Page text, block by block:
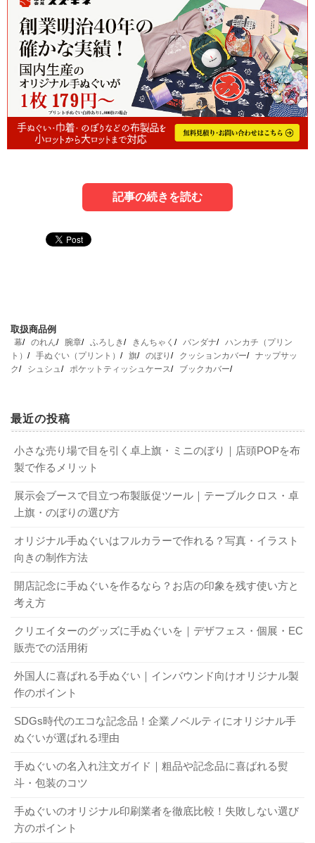
記事の続きを読む
短納期で大量の手ぬぐいを頼むとき、納期や包装の細かい
違いが大きな分かれ道になるものです。展示会やイベント
の日取りは動かせません。現場でよく聞くのは「ちゃんと
定）日
を起点に数えることです。
ちな納期計算の落とし穴
手ぬぐい製作において、発注ボタンを押した日がスタート
ではありません。最終デザインのOKが出た瞬間からカウン
トが始まります。この認識が業者とズレていると、予定し
ていたイベントに間に合わないという悲劇が起こります。
ず発生します。これが数日ずれるだけで、後ろの工程が雪
崩式に遅れてしまうのです。短納期案件ほど、スケジュー
ル表に「校了から◯営業日」を明記し、その後の工程を具
体的に説明してくれる業者を選びましょう。人同士の密な
製法で納期もコストも激変！最適な製法の選び
方
手ぬぐいの製法には、それぞれ得意分野があります。本染
「思い描いた通りの色が出ない」というのは、オリジナル
製作で最も避けたいトラブルです。頭の中のイメージを正
確に布の上に再現するには、現物確認の手間を惜しんでは
色は、空気感さえ違って見えるものです。生地の手触りや
吸水性も、実物を触ってみて初めて納得できるはず。一歩
踏み込んで、本番と同じ機材で刷る本機校正に対応してい
る業者なら、ほぼ間違いはありません。追加の費用や数日
の納期はかかりますが、それによって得られる安心感は、
万が一の作り直しという最大のリスクを回避するための、
デザインが苦手でも安心！プロのサポート活用
術
「入稿データが作れない」と立ち止まってしまう方も多い
ですが、最近の業者はデザインサポートが充実していま
す。手書きのラフ案からプロがデータ化してくれたり、の
し紙のレイアウトを微調整してくれたりと、専門スタッフ
が並走してくれるケースも多いのです。不安なことはすべ
て相談してみる。それだけで仕上がりの精度は劇的に高ま
もあります。スムーズな対応を引き出すには、情報の「渡
し方」にコツがあります。
ト
問い合わせ時の第一印象は、対応速度で決まります。見積
して何より
希望納期を端的にまとめて送りましょう。一両
日中に担当者名付きで丁寧な返信がある業者は、進行中の
トラブル対応もスピーディーである可能性が高いです。返
事が遅い、あるいは内容が定型文ばかりの業者は、この時
点で判断材料の一つになるかもしれませんね。
スムーズ発注のカギ！必要書類と校了の定義
発注後に慌てないために、仕様書や色指定、包装指示のテ
ンプレートが整っているかを確認しましょう。特に重要な
進めてください」というあなたの合意が、工場の機械を動
任せて待つだけ。一つひとつのステップを丁寧に踏んでい
くことが、最高の手ぬぐいを手にするための最短距離なの
です。
関連記事
取扱商品例
幕 のれん 腕章 ふろしき きんちゃく バンダナ
ハンカチ（プリン
ト）
手ぬぐい（プリント） 旗 のぼり クッションカバー
ナップサッ
ク
シュシュ ポケットティッシュケース ブックカバー
最近の投稿
小さな売り場で目を引く卓上旗・ミニのぼり｜店頭POPを布
製で作るメリット
展示会ブースで目立つ布製販促ツール｜テーブルクロス・卓
上旗・のぼりの選び方
オリジナル手ぬぐいはフルカラーで作れる？写真・イラスト
向きの制作方法
開店記念に手ぬぐいを作るなら？お店の印象を残す使い方と
考え方
クリエイターのグッズに手ぬぐいを｜デザフェス・個展・EC
販売での活用術
外国人に喜ばれる手ぬぐい｜インバウンド向けオリジナル製
作のポイント
SDGs時代のエコな記念品！企業ノベルティにオリジナル手
ぬぐいが選ばれる理由
手ぬぐいの名入れ注文ガイド｜粗品や記念品に喜ばれる熨
斗・包装のコツ
手ぬぐいのオリジナル印刷業者を徹底比較！失敗しない選び
方のポイント